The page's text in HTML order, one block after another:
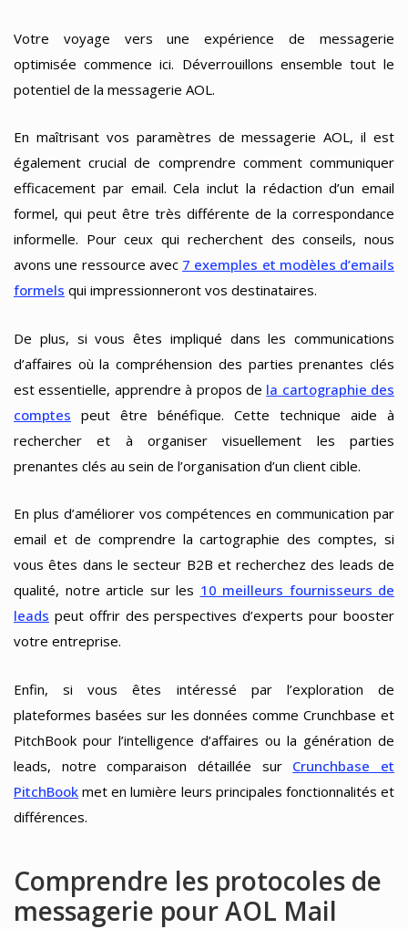
Votre voyage vers une expérience de messagerie
optimisée commence ici. Déverrouillons ensemble tout le
potentiel de la messagerie AOL.
En maîtrisant vos paramètres de messagerie AOL, il est
également crucial de comprendre comment communiquer
efficacement par email. Cela inclut la rédaction d’un email
formel, qui peut être très différente de la correspondance
informelle. Pour ceux qui recherchent des conseils, nous
avons une ressource avec 7 exemples et modèles d’emails
formels qui impressionneront vos destinataires.
De plus, si vous êtes impliqué dans les communications
d’affaires où la compréhension des parties prenantes clés
est essentielle, apprendre à propos de la cartographie des
comptes peut être bénéfique. Cette technique aide à
rechercher et à organiser visuellement les parties
prenantes clés au sein de l’organisation d’un client cible.
En plus d’améliorer vos compétences en communication par
email et de comprendre la cartographie des comptes, si
vous êtes dans le secteur B2B et recherchez des leads de
qualité, notre article sur les 10 meilleurs fournisseurs de
leads peut offrir des perspectives d’experts pour booster
votre entreprise.
Enfin, si vous êtes intéressé par l’exploration de
plateformes basées sur les données comme Crunchbase et
PitchBook pour l’intelligence d’affaires ou la génération de
leads, notre comparaison détaillée sur Crunchbase et
PitchBook met en lumière leurs principales fonctionnalités et
différences.
Comprendre les protocoles de
messagerie pour AOL Mail